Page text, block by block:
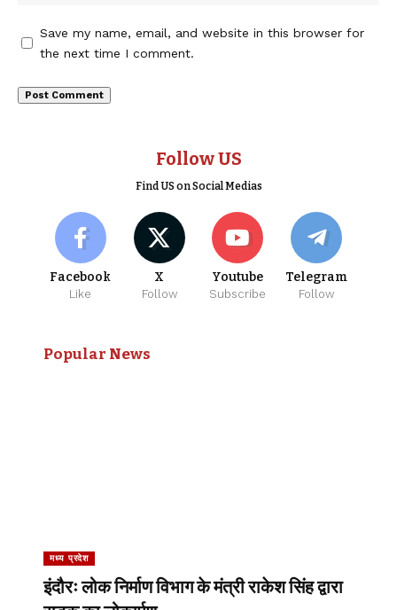
Save my name, email, and website in this browser for
the next time I comment.
Follow US
Find US on Social Medias
Facebook
Like
X
Follow
Youtube
Subscribe
Telegram
Follow
Popular News
मध्य प्रदेश
इंदौरः लोक निर्माण विभाग के मंत्री राकेश सिंह द्वारा